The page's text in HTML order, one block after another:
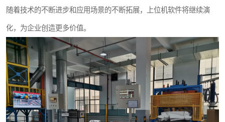
随着技术的不断进步和应用场景的不断拓展，上位机软件将继续演
化，为企业创造更多价值。